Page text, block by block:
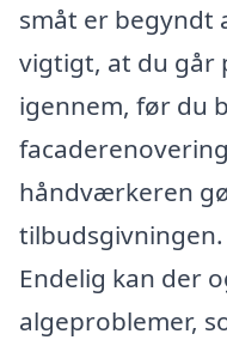
småt er begyndt
vigtigt, at du går
igennem, før du
håndværkeren
tilbudsgivningen.
Endelig kan der
algeproblemer,